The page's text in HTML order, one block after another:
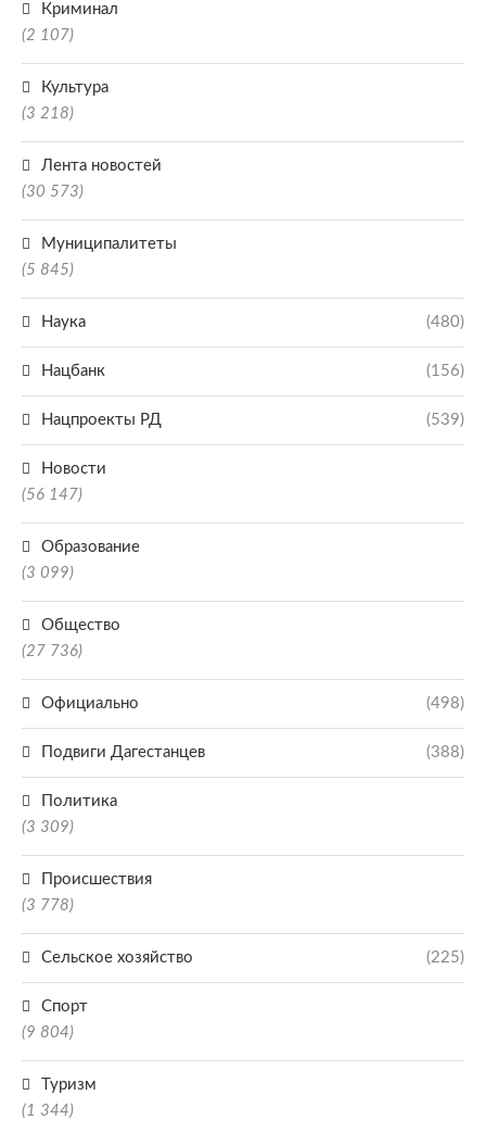
Криминал
(2 107)
Культура
(3 218)
Лента новостей
(30 573)
Муниципалитеты
(5 845)
Наука (480)
Нацбанк (156)
Нацпроекты РД (539)
Новости
(56 147)
Образование
(3 099)
Общество
(27 736)
Официально (498)
Подвиги Дагестанцев (388)
Политика
(3 309)
Происшествия
(3 778)
Сельское хозяйство (225)
Спорт
(9 804)
Туризм
(1 344)